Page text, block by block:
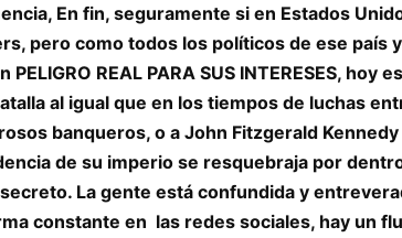
En fin, seguramente si en Estados
pero como todos los políticos de ese país
REAL PARA SUS INTERESES,
al igual que en los tiempos de luchas
banqueros, o a John Fitzgerald
de su imperio se resquebraja por
La gente está confundida y
constante en las redes sociales, hay un